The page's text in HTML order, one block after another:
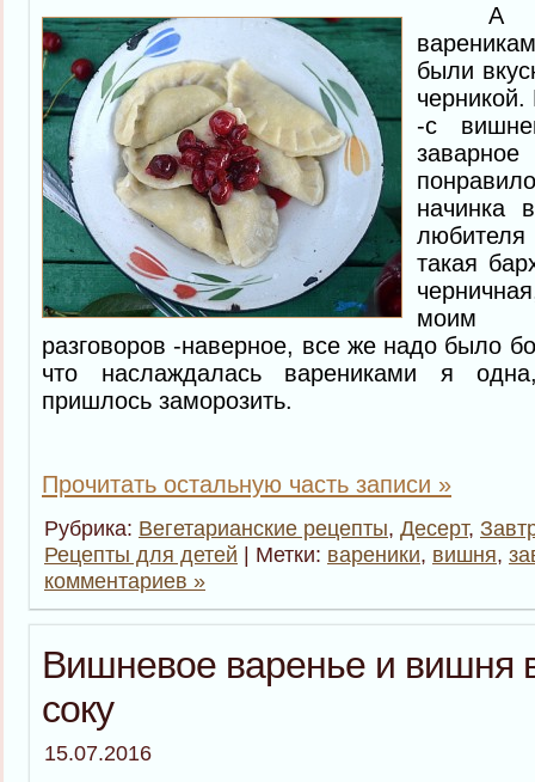
А мы
были
черникой.
-с
начинка
такая
моим
разговоров -наверное, все же надо было
что наслаждалась варениками я
пришлось заморозить.
Прочитать остальную часть записи »
Рубрика: Вегетарианские рецепты, Десерт,
Рецепты для детей | Метки: вареники, вишня,
комментариев »
Вишневое варенье и вишня
соку
15.07.2016